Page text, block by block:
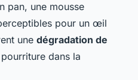
pan, une mousse
pour un œil
une dégradation de
dans la